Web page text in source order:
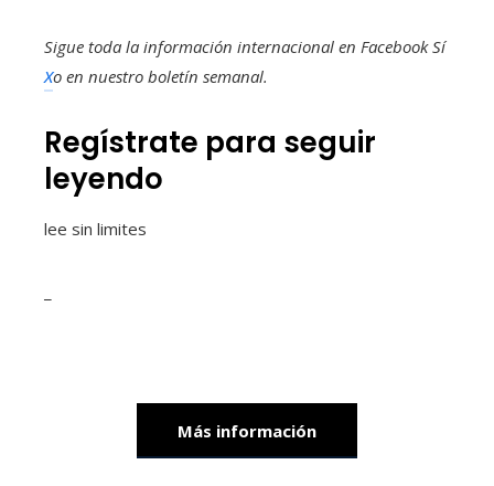
Sigue toda la información internacional en FacebookSí
Xo en nuestro boletín semanal.
Regístrate para seguir
leyendo
lee sin limites
Más información